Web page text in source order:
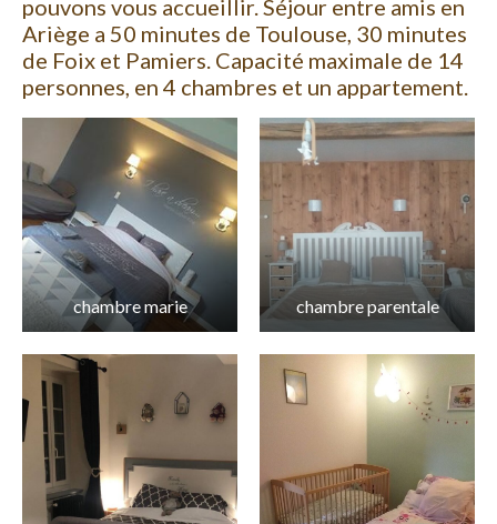
pouvons vous accueillir. Séjour entre amis en
Ariège a 50 minutes de Toulouse, 30 minutes
de Foix et Pamiers. Capacité maximale de 14
personnes, en 4 chambres et un appartement.
chambre marie chambre parentale